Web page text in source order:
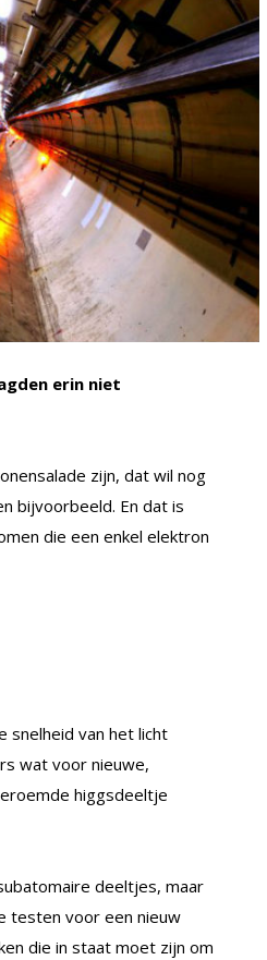
erin niet
zijn, dat wil nog
bijvoorbeeld. En dat is
die een enkel elektron
snelheid van het licht
wat voor nieuwe,
higgsdeeltje
deeltjes, maar
testen voor een nieuw
die in staat moet zijn om